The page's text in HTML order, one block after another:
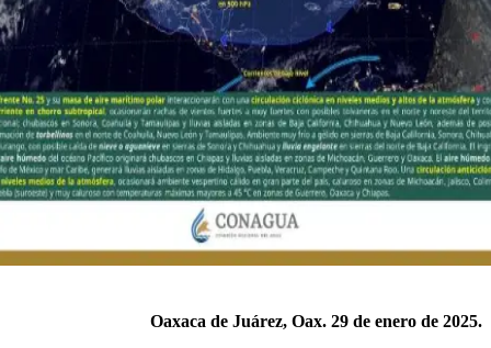
Oaxaca de Juárez, Oax. 29 de enero de 2025.